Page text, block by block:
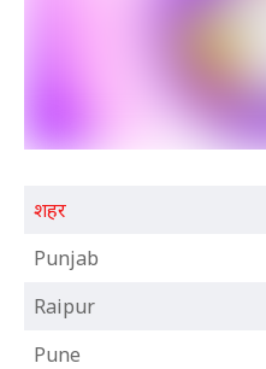
शहर
Punjab
Raipur
Pune